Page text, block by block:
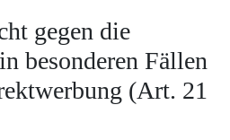
gegen die
besonderen Fällen
(Art. 21